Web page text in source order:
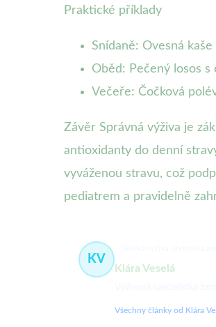
Praktické příklady
Snídaně: Ovesná
Oběd: Pečený losos
Večeře: Čočková
Závěr Správná výživa je
antioxidanty do denní
vyváženou stravu, což
pediatrem a pravidelně
KV
Klára Veselá
Všechny články od Klára